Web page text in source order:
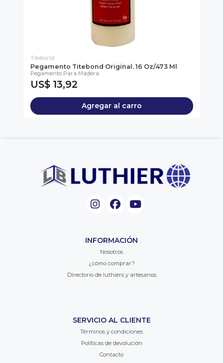
Titebond
Pegamento Titebond Original. 16 Oz/473 Ml
Pegamento Para Madera
US$ 13,92
Agregar al carro
INFORMACIÓN
Nosotros
¿cómo comprar?
Directorio de luthiers y artesanos
SERVICIO AL CLIENTE
Términos y condiciones
Políticas de devolución
Contacto